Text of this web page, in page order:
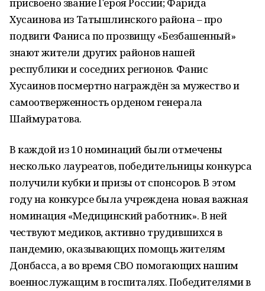
Хусаинова из Татышлинского района – про
подвиги Фаниса по прозвищу «Безбашенный»
знают жители других районов нашей
республики и соседних регионов. Фанис
Хусаинов посмертно награждён за мужество и
самоотверженность орденом генерала
Шаймуратова.
В каждой из 10 номинаций были отмечены
несколько лауреатов, победительницы конкурса
получили кубки и призы от спонсоров. В этом
году на конкурсе была учреждена новая важная
номинация «Медицинский работник». В ней
чествуют медиков, активно трудившихся в
пандемию, оказывающих помощь жителям
Донбасса, а во время СВО помогающих нашим
военнослужащим в госпиталях. Победителями в